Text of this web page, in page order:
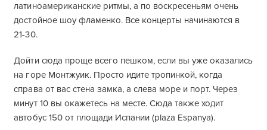
латиноамериканские ритмы, а по воскресеньям очень
достойное шоу фламенко. Все концерты начинаются в
21-30.
Дойти сюда проще всего пешком, если вы уже оказались
на горе Монтжуик. Просто идите тропинкой, когда
справа от вас стена замка, а слева море и порт. Через
минут 10 вы окажетесь на месте. Сюда также ходит
автобус 150 от площади Испании (plaza Espanya).